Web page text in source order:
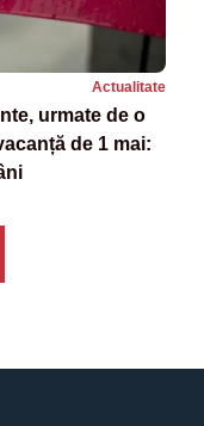
Actualitate
urmate de o
de 1 mai: